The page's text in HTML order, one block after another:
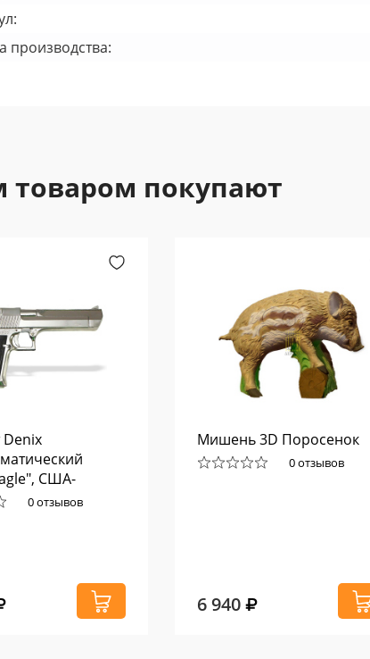
производства:
товаром покупают
Denix
США-
г., 1123NQ
0 отзывов
Мишень 3D Поросенок
0 отзывов
6 940